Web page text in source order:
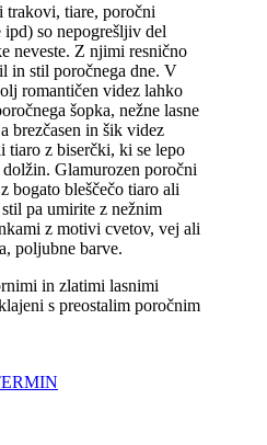
trakovi, tiare, poročni
so nepogrešljiv del
neveste. Z njimi resnično
in stil poročnega dne. V
romantičen videz lahko
šopka, nežne lasne
brezčasen in šik videz
tiaro z biserčki, ki se lepo
Glamurozen poročni
bogato bleščečo tiaro ali
pa umirite z nežnim
z motivi cvetov, vej ali
poljubne barve.
in zlatimi lasnimi
s preostalim poročnim